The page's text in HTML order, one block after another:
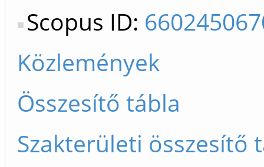
Scopus ID:
Közlemények
Összesítő tábla
Szakterületi összesítő